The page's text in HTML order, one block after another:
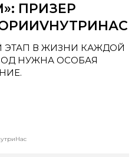
ПРИЗЕР
В ЖИЗНИ КАЖДОЙ
НУЖНА ОСОБАЯ